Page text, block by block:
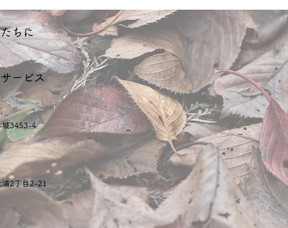
ービス
城3453-4
ちに
浦2丁目2-21